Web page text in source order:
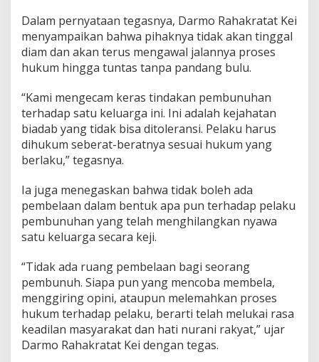
Dalam pernyataan tegasnya, Darmo Rahakratat Kei
menyampaikan bahwa pihaknya tidak akan tinggal
diam dan akan terus mengawal jalannya proses
hukum hingga tuntas tanpa pandang bulu.
“Kami mengecam keras tindakan pembunuhan
terhadap satu keluarga ini. Ini adalah kejahatan
biadab yang tidak bisa ditoleransi. Pelaku harus
dihukum seberat-beratnya sesuai hukum yang
berlaku,” tegasnya.
Ia juga menegaskan bahwa tidak boleh ada
pembelaan dalam bentuk apa pun terhadap pelaku
pembunuhan yang telah menghilangkan nyawa
satu keluarga secara keji.
“Tidak ada ruang pembelaan bagi seorang
pembunuh. Siapa pun yang mencoba membela,
menggiring opini, ataupun melemahkan proses
hukum terhadap pelaku, berarti telah melukai rasa
keadilan masyarakat dan hati nurani rakyat,” ujar
Darmo Rahakratat Kei dengan tegas.